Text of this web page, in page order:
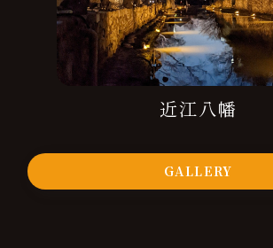
近江八幡
GALLERY